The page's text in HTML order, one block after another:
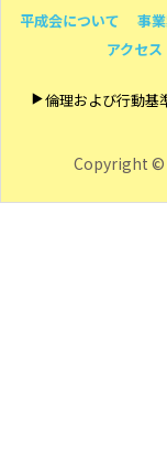
平成会について 事
アクセス
倫理および行動基
Copyright ©